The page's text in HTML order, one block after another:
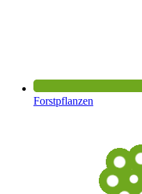
Forstpflanzen